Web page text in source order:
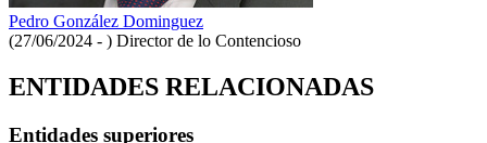
Pedro González Dominguez
(27/06/2024 - ) Director de lo Contencioso
ENTIDADES RELACIONADAS
Entidades superiores